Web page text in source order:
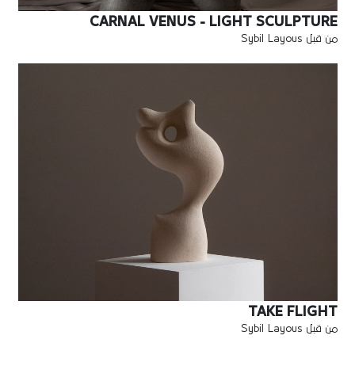
CARNAL VENUS - LIGHT SCULPTURE
من قبل Sybil Layous
TAKE FLIGHT
من قبل Sybil Layous